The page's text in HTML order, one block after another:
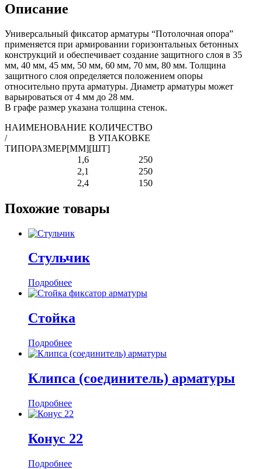
Описание
Универсальный фиксатор арматуры “Потолочная опора”
применяется при армировании горизонтальных бетонных
конструкций и обеспечивает создание защитного слоя в 35
мм, 40 мм, 45 мм, 50 мм, 60 мм, 70 мм, 80 мм. Толщина
защитного слоя определяется положением опоры
относительно прута арматуры. Диаметр арматуры может
варьироваться от 4 мм до 28 мм.
В графе размер указана толщина стенок.
НАИМЕНОВАНИЕ
/
ТИПОРАЗМЕР[ММ]
КОЛИЧЕСТВО
В УПАКОВКЕ
[ШТ]
1,6
250
2,1
250
2,4
150
Похожие товары
Стульчик
Подробнее
Стойка
Подробнее
Клипса (соединитель) арматуры
Подробнее
Конус 22
Подробнее